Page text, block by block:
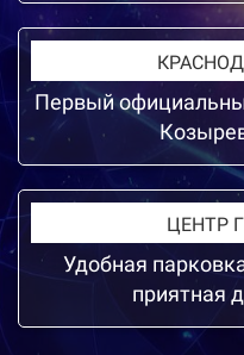
Первый
ЦЕНТР
Удобная
приятная